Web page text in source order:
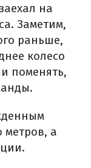
на
Заметим,
раньше,
колесо
поменять,
метров, а